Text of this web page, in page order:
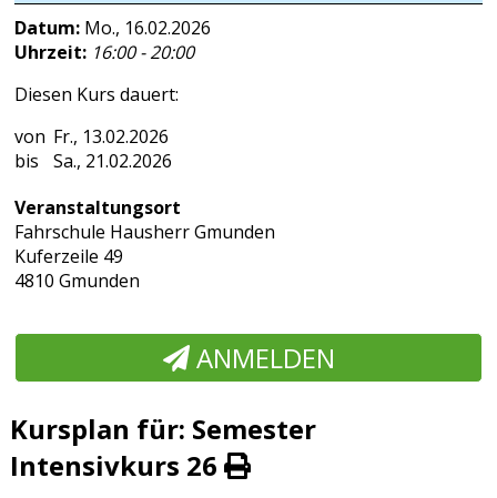
Datum: Mo., 16.02.2026
Uhrzeit: 16:00 - 20:00
Diesen Kurs dauert:
Fr., 13.02.2026
Sa., 21.02.2026
Veranstaltungsort
Fahrschule Hausherr Gmunden
Kuferzeile 49
4810 Gmunden
ANMELDEN
Kursplan für: Semester
Intensivkurs 26